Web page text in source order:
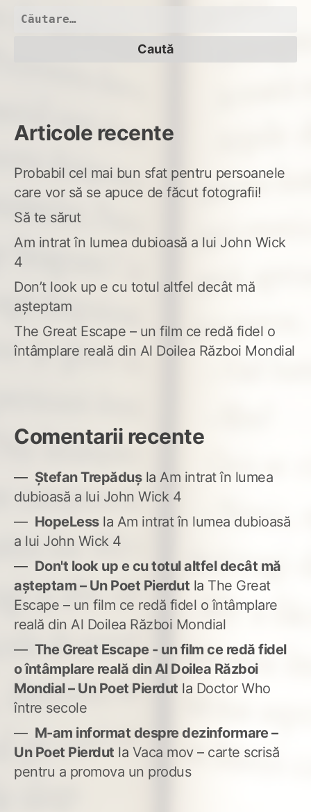
Caută
Articole recente
Probabil cel mai bun sfat pentru persoanele
care vor să se apuce de făcut fotografii!
Să te sărut
Am intrat în lumea dubioasă a lui John Wick
4
Don’t look up e cu totul altfel decât mă
așteptam
The Great Escape – un film ce redă fidel o
întâmplare reală din Al Doilea Război Mondial
Comentarii recente
Ștefan Trepădușla Am intrat în lumea
dubioasă a lui John Wick 4
HopeLessla Am intrat în lumea dubioasă
a lui John Wick 4
Don't look up e cu totul altfel decât mă
așteptam – Un Poet Pierdut la The Great
Escape – un film ce redă fidel o întâmplare
reală din Al Doilea Război Mondial
The Great Escape - un film ce redă fidel
o întâmplare reală din Al Doilea Război
Mondial – Un Poet Pierdut la Doctor Who
între secole
M-am informat despre dezinformare –
Un Poet Pierdut la Vaca mov – carte scrisă
pentru a promova un produs